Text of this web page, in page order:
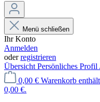
Menü schließen
Ihr Konto
Anmelden
oderregistrieren
Übersicht Persönliches Profil
0,00 € Warenkorb
0,00 €.